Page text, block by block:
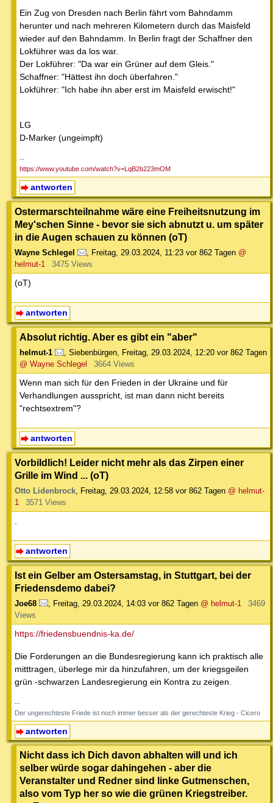
Ein Zug von Dresden nach Berlin fährt vom Bahndamm
herunter und nach mehreren Kilometern durch das Maisfeld
wieder auf den Bahndamm. In Berlin fragt der Schaffner den
Lokführer was da los war.
Der Lokführer: "Da war ein Grüner auf dem Gleis."
Schaffner: "Hättest ihn doch überfahren."
Lokführer: "Ich habe ihn aber erst im Maisfeld erwischt!"
LG
D-Marker (ungeimpft)
--
https://www.youtube.com/watch?v=LqB2b223mOM
antworten
Ostermarschteilnahme wäre eine Freiheitsnutzung im
Mey'schen Sinne - bevor sie sich abnutzt u. um später
in die Augen schauen zu können (oT)
Wayne Schlegel , Freitag, 29.03.2024, 11:23 vor 862 Tagen @
helmut-1
3475 Views
(oT)
antworten
Absolut richtig. Aber es gibt ein "aber"
helmut-1 , Siebenbürgen, Freitag, 29.03.2024, 12:20 vor 862 Tagen
@ Wayne Schlegel
3664 Views
Wenn man sich für den Frieden in der Ukraine und für
Verhandlungen ausspricht, ist man dann nicht bereits
"rechtsextrem"?
antworten
Vorbildlich! Leider nicht mehr als das Zirpen einer
Grille im Wind ... (oT)
Otto Lidenbrock Freitag, 29.03.2024, 12:58 vor 862 Tagen @ helmut-
1
3571 Views
antworten
Ist ein Gelber am Ostersamstag, in Stuttgart, bei der
Friedensdemo dabei?
Joe68 Freitag, 29.03.2024, 14:03 vor 862 Tagen @ helmut-1
3469
Views
https://friedensbuendnis-ka.de/
Die Forderungen an die Bundesregierung kann ich praktisch alle
mitttragen, überlege mir da hinzufahren, um der kriegsgeilen
grün -schwarzen Landesregierung ein Kontra zu zeigen.
--
Der ungerechteste Friede ist noch immer besser als der gerechteste Krieg - Cicero
antworten
Nicht dass ich Dich davon abhalten will und ich
selber würde sogar dahingehen - aber die
Veranstalter und Redner sind linke Gutmenschen,
also vom Typ her so wie die grünen Kriegstreiber.